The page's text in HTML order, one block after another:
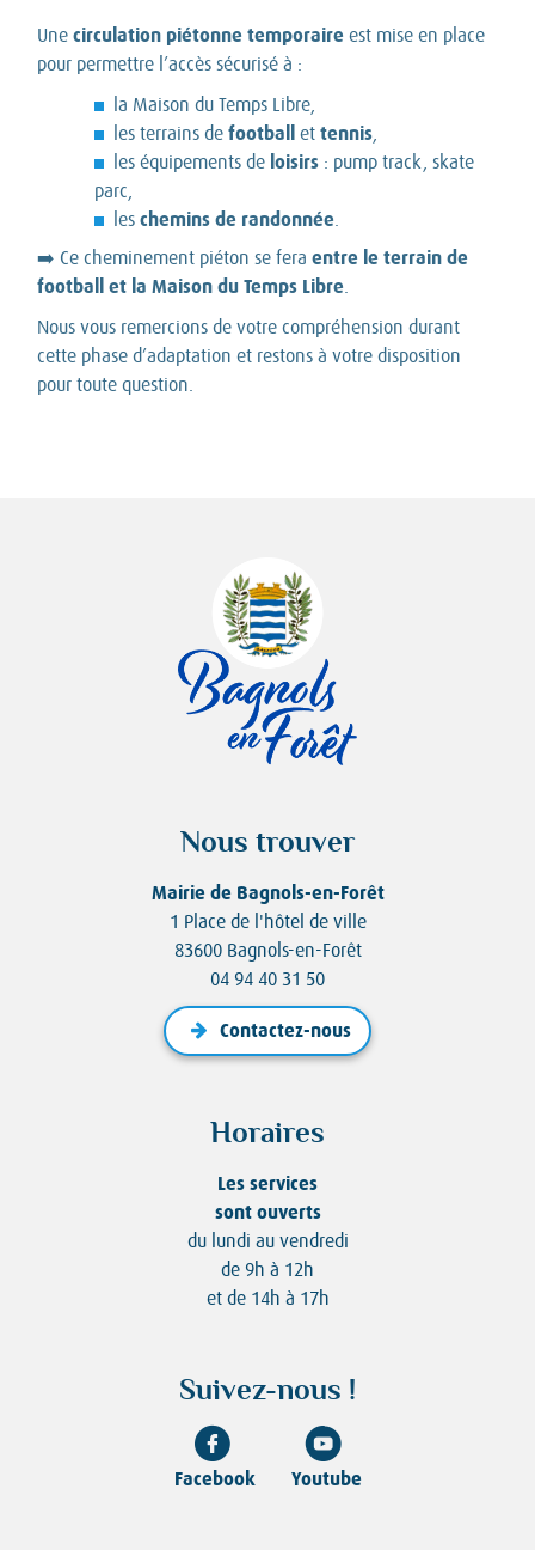
Une circulation piétonne temporaire est mise en place
pour permettre l’accès sécurisé à :
la Maison du Temps Libre,
les terrains de football et tennis,
les équipements de loisirs : pump track, skate
parc,
les chemins de randonnée.
➡️ Ce cheminement piéton se fera entre le terrain de
football et la Maison du Temps Libre.
Nous vous remercions de votre compréhension durant
cette phase d’adaptation et restons à votre disposition
pour toute question.
Nous trouver
Mairie de Bagnols-en-Forêt
1 Place de l'hôtel de ville
83600 Bagnols-en-Forêt
04 94 40 31 50
Contactez-nous
Horaires
Les services
sont ouverts
du lundi au vendredi
de 9h à 12h
et de 14h à 17h
Suivez-nous !
Facebook Youtube